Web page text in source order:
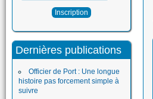
Dernières publications
Officier de Port : Une longue
histoire pas forcement simple à
suivre